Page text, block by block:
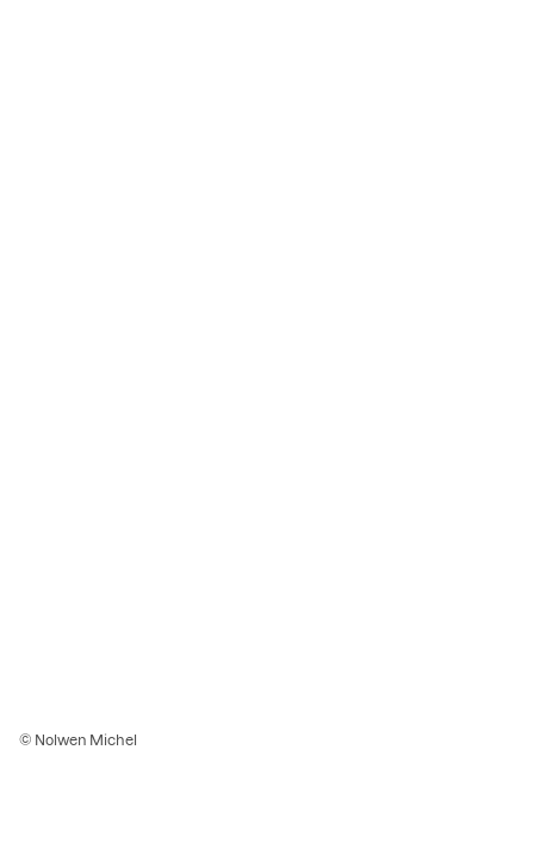
© Nolwen Michel